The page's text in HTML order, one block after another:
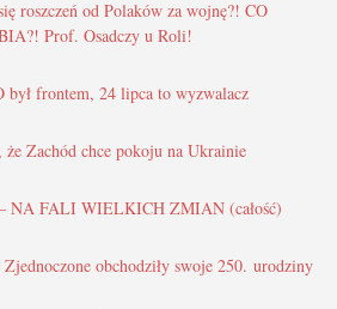
roszczeń od Polaków za wojnę?! CO
Prof. Osadczy u Roli!
był frontem, 24 lipca to wyzwalacz
Zachód chce pokoju na Ukrainie
NA FALI WIELKICH ZMIAN (całość)
obchodziły swoje 250. urodziny